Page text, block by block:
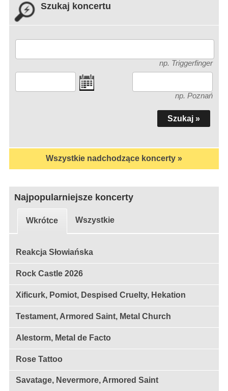
Szukaj koncertu
np. Triggerfinger
np. Poznań
Wszystkie nadchodzące koncerty »
Najpopularniejsze koncerty
Wkrótce Wszystkie
Reakcja Słowiańska
Rock Castle 2026
Xificurk, Pomiot, Despised Cruelty, Hekation
Testament, Armored Saint, Metal Church
Alestorm, Metal de Facto
Rose Tattoo
Savatage, Nevermore, Armored Saint